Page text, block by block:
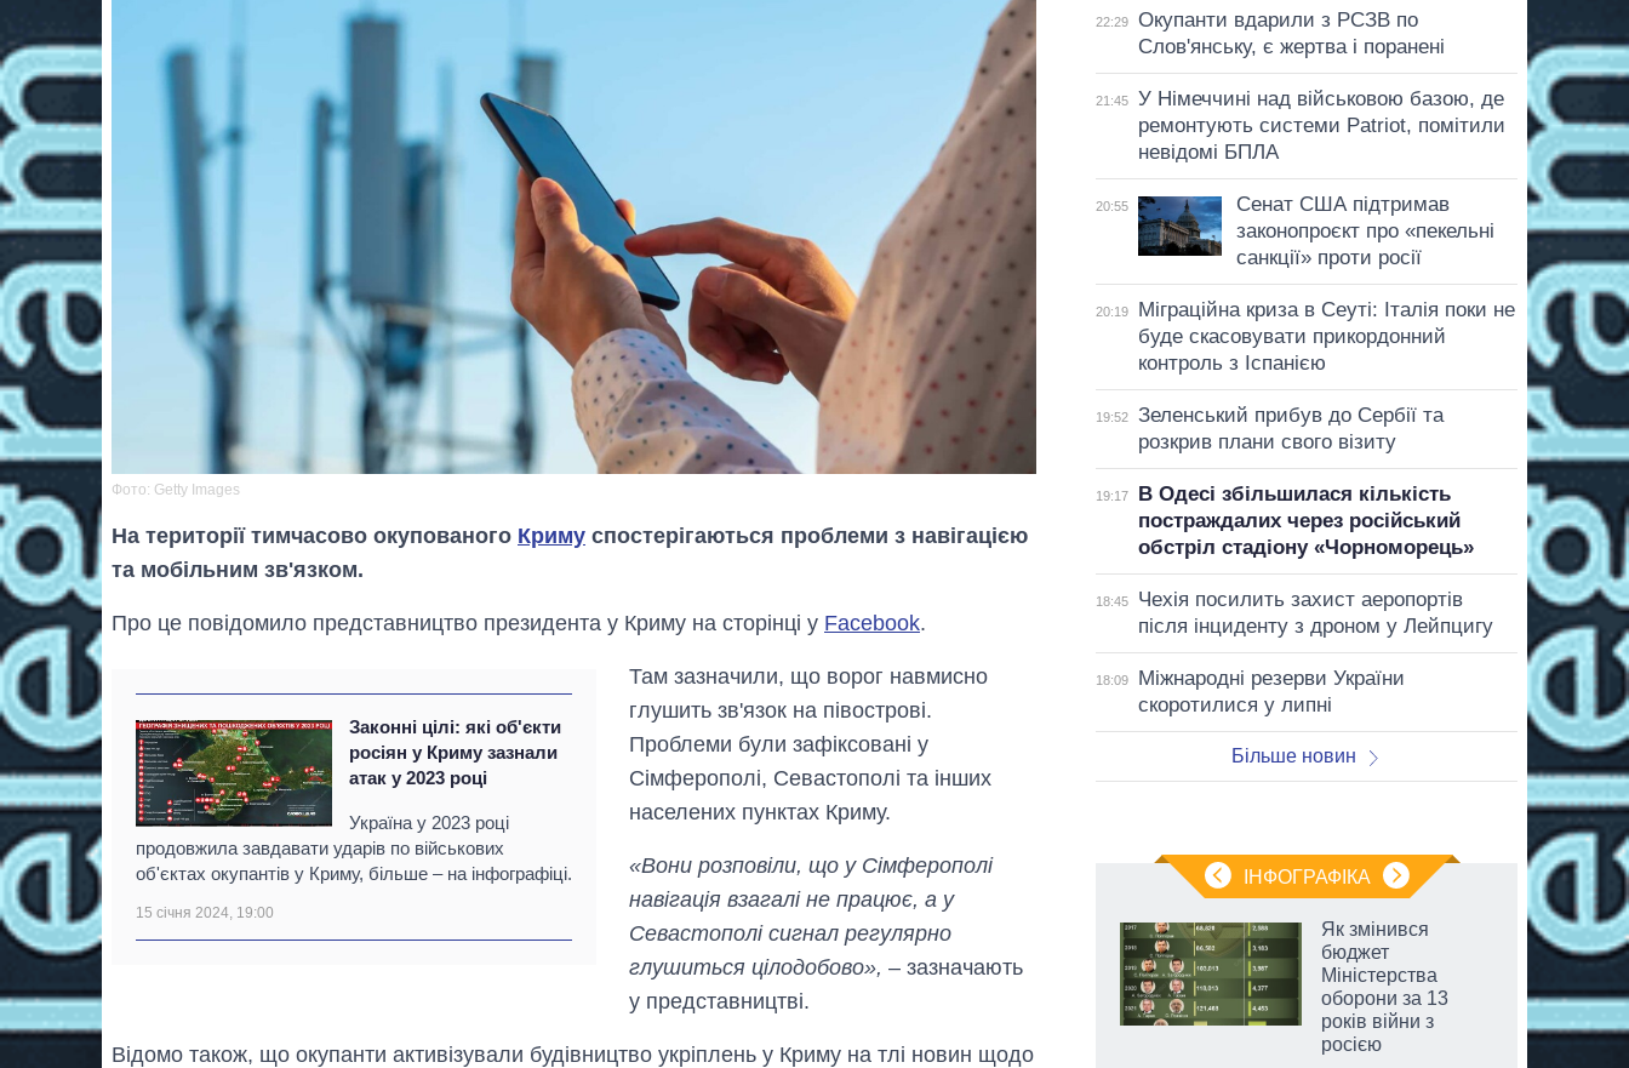
Фото: Getty Images
На території тимчасово окупованого Криму спостерігаються проблеми з навігацією
та мобільним зв'язком.
Про це повідомило представництво президента у Криму на сторінці у Facebook.
Законні цілі: які об'єкти
росіян у Криму зазнали
атак у 2023 році
Україна у 2023 році
продовжила завдавати ударів по військових
об'єктах окупантів у Криму, більше – на інфографіці.
15 січня 2024, 19:00
Там зазначили, що ворог навмисно
глушить зв'язок на півострові.
Проблеми були зафіксовані у
Сімферополі, Севастополі та інших
населених пунктах Криму.
«Вони розповіли, що у Сімферополі
навігація взагалі не працює, а у
Севастополі сигнал регулярно
глушиться цілодобово», – зазначають
у представництві.
Відомо також, що окупанти активізували будівництво укріплень у Криму на тлі новин щодо
22:29
Окупанти вдарили з РСЗВ по
Слов'янську, є жертва і поранені
21:45
У Німеччині над військовою базою, де
ремонтують системи Patriot, помітили
невідомі БПЛА
20:55
Сенат США підтримав
законопроєкт про «пекельні
санкції» проти росії
20:19
Міграційна криза в Сеуті: Італія поки не
буде скасовувати прикордонний
контроль з Іспанією
19:52
Зеленський прибув до Сербії та
розкрив плани свого візиту
19:17
В Одесі збільшилася кількість
постраждалих через російський
обстріл стадіону «Чорноморець»
18:45
Чехія посилить захист аеропортів
після інциденту з дроном у Лейпцигу
18:09
Міжнародні резерви України
скоротилися у липні
Більше новин
ІНФОГРАФІКА
Вісім масованих
ударів по Україні
за літо: Київ та
рф
Як змінився
бюджет
Міністерства
оборони за 13
років війни з
росією